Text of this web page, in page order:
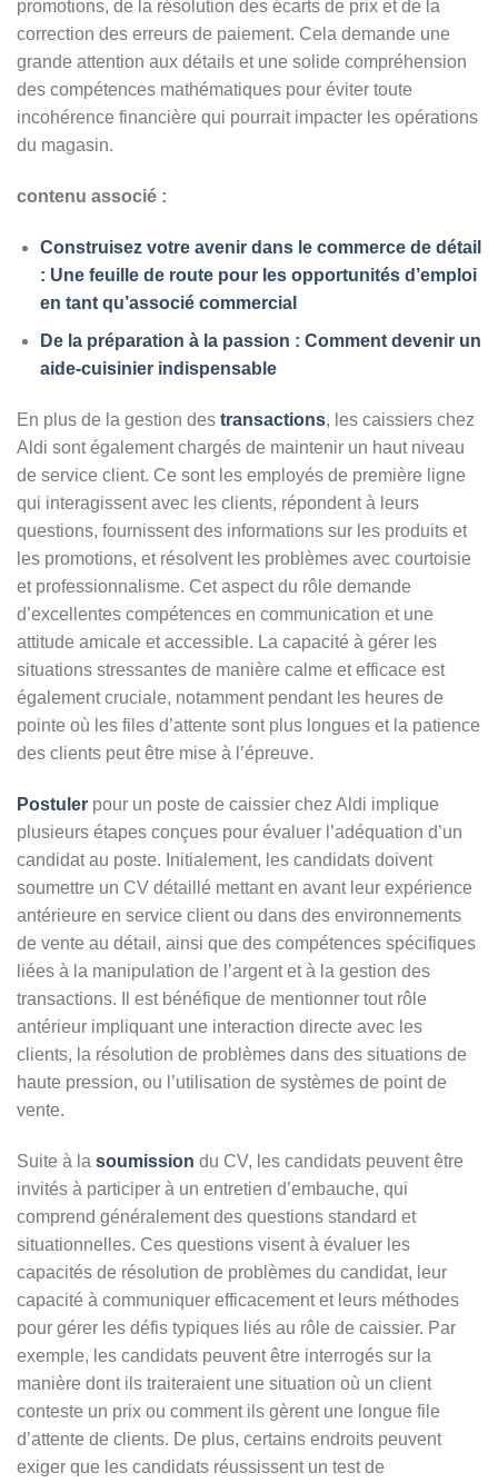
promotions, de la résolution des écarts de prix et de la
correction des erreurs de paiement. Cela demande une
grande attention aux détails et une solide compréhension
des compétences mathématiques pour éviter toute
incohérence financière qui pourrait impacter les opérations
du magasin.
contenu associé :
Construisez votre avenir dans le commerce de détail
: Une feuille de route pour les opportunités d’emploi
en tant qu’associé commercial
De la préparation à la passion : Comment devenir un
aide-cuisinier indispensable
En plus de la gestion des transactions, les caissiers chez
Aldi sont également chargés de maintenir un haut niveau
de service client. Ce sont les employés de première ligne
qui interagissent avec les clients, répondent à leurs
questions, fournissent des informations sur les produits et
les promotions, et résolvent les problèmes avec courtoisie
et professionnalisme. Cet aspect du rôle demande
d’excellentes compétences en communication et une
attitude amicale et accessible. La capacité à gérer les
situations stressantes de manière calme et efficace est
également cruciale, notamment pendant les heures de
pointe où les files d’attente sont plus longues et la patience
des clients peut être mise à l’épreuve.
Postuler pour un poste de caissier chez Aldi implique
plusieurs étapes conçues pour évaluer l’adéquation d’un
candidat au poste. Initialement, les candidats doivent
soumettre un CV détaillé mettant en avant leur expérience
antérieure en service client ou dans des environnements
de vente au détail, ainsi que des compétences spécifiques
liées à la manipulation de l’argent et à la gestion des
transactions. Il est bénéfique de mentionner tout rôle
antérieur impliquant une interaction directe avec les
clients, la résolution de problèmes dans des situations de
haute pression, ou l’utilisation de systèmes de point de
vente.
Suite à la soumission du CV, les candidats peuvent être
invités à participer à un entretien d’embauche, qui
comprend généralement des questions standard et
situationnelles. Ces questions visent à évaluer les
capacités de résolution de problèmes du candidat, leur
capacité à communiquer efficacement et leurs méthodes
pour gérer les défis typiques liés au rôle de caissier. Par
exemple, les candidats peuvent être interrogés sur la
manière dont ils traiteraient une situation où un client
conteste un prix ou comment ils gèrent une longue file
d’attente de clients. De plus, certains endroits peuvent
exiger que les candidats réussissent un test de